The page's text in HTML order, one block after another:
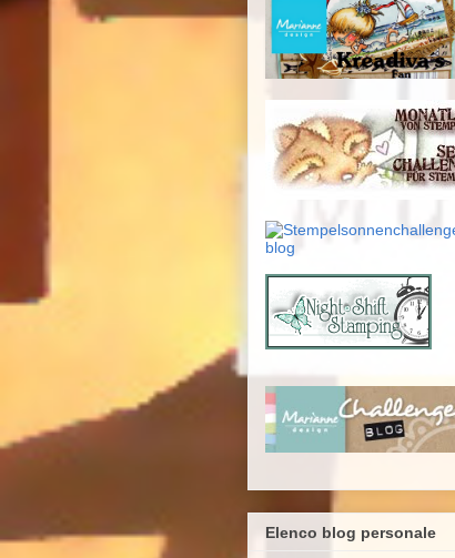
Elenco blog personale